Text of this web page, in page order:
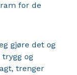
for de
gjøre det og
trygg og
trenger